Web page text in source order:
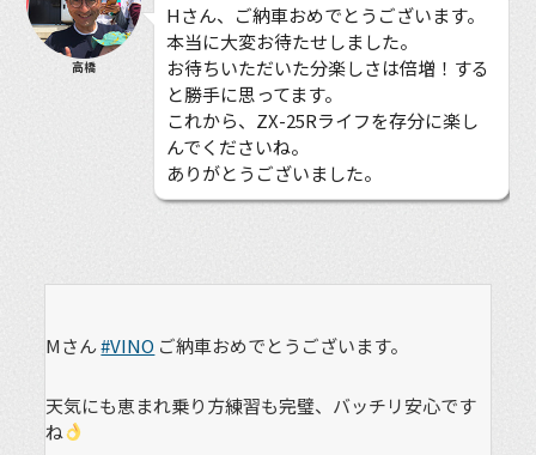
高橋
Hさん、ご納車おめでとうございます。
本当に大変お待たせしました。
お待ちいただいた分楽しさは倍増！する
と勝手に思ってます。
これから、ZX-25Rライフを存分に楽し
んでくださいね。
ありがとうございました。
Mさん#VINO ご納車おめでとうございます。
天気にも恵まれ乗り方練習も完璧、バッチリ安心です
ね